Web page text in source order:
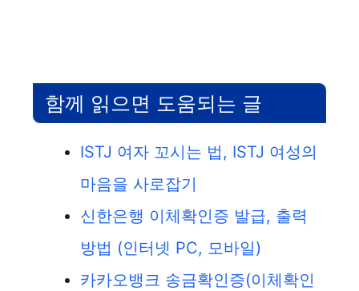
함께 읽으면 도움되는 글
ISTJ 여자 꼬시는 법, ISTJ 여성의
마음을 사로잡기
신한은행 이체확인증 발급, 출력
방법 (인터넷 PC, 모바일)
카카오뱅크 송금확인증(이체확인